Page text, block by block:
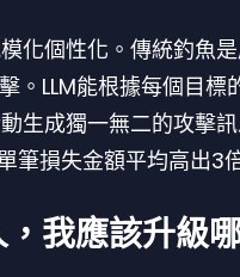
化個性化。傳統釣魚
。LLM能根據每個目標
生成獨一無二的攻擊
筆損失金額平均高出3
我應該升級